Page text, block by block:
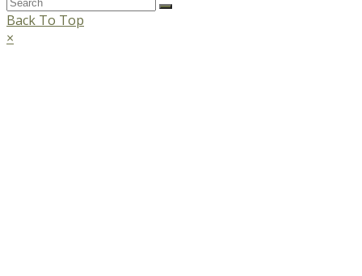
Back To Top
×